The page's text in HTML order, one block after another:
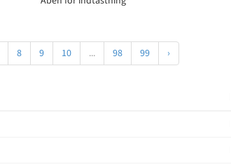
8 9 10 ... 98 99 ›